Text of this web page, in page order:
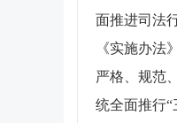
面推进司法
《实施办法
严格、规范
统全面推行“